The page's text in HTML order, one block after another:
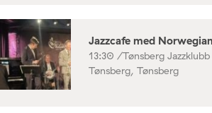
Jazzcafe med
13:30 /Tønsberg
Tønsberg, Tønsberg